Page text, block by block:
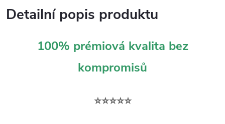
Detailní popis produktu
100% prémiová kvalita bez
kompromisů
⭐⭐⭐⭐⭐